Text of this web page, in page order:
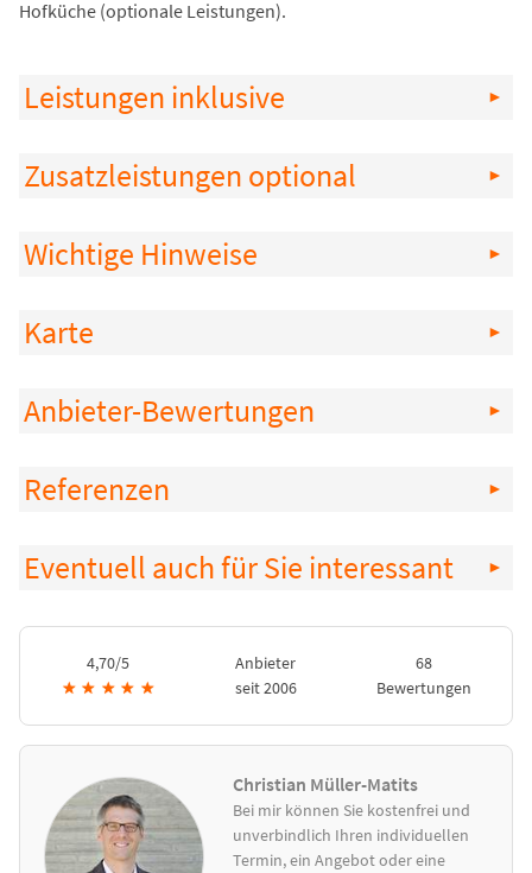
Hofküche (optionale Leistungen).
Leistungen inklusive
Zusatzleistungen optional
Wichtige Hinweise
Karte
Anbieter-Bewertungen
Referenzen
Eventuell auch für Sie interessant
4,70/5
★ ★ ★ ★ ★
Anbieter
seit 2006
68
Bewertungen
Christian Müller-Matits
Bei mir können Sie kostenfrei und
unverbindlich Ihren individuellen
Termin, ein Angebot oder eine